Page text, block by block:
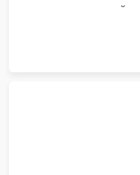
проверкой
термостойкого